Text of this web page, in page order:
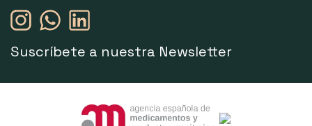
Suscríbete a nuestra Newsletter